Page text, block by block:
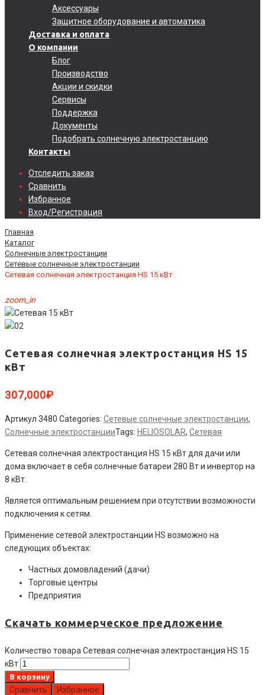
Аксессуары
Защитное оборудование и автоматика
Доставка и оплата
О компании
Блог
Производство
Акции и скидки
Сервисы
Поддержка
Документы
Подобрать солнечную электростанцию
Контакты
Отследить заказ
Сравнить
Избранное
Вход/Регистрация
Главная
Каталог
Солнечные электростанции
Сетевые солнечные электростанции
Сетевая солнечная электростанция HS 15 кВт
zoom_in
Сетевая солнечная электростанция HS 15
кВт
307,000₽
Артикул 3480 Categories: Сетевые солнечные электростанции,
Солнечные электростанцииTags: HELIOSOLAR, Сетевая
Сетевая солнечная электростанция HS 15 кВт для дачи или
дома включает в себя солнечные батареи 280 Вт и инвертор на
8 кВт.
Является оптимальным решением при отсутствии возможности
подключения к сетям.
Применение сетевой электростанции HS возможно на
следующих объектах:
Частных домовладений (дачи)
Торговые центры
Предприятия
Скачать коммерческое предложение
Количество товара Сетевая солнечная электростанция HS 15
кВт
В корзину
Сравнить Избранное